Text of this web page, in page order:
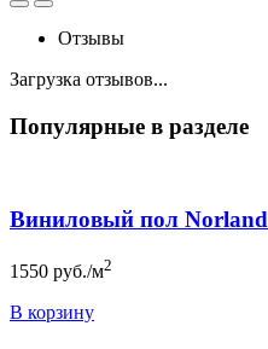
Отзывы
Загрузка отзывов...
Популярные в разделе
Виниловый пол
1550 руб./м2
В корзину